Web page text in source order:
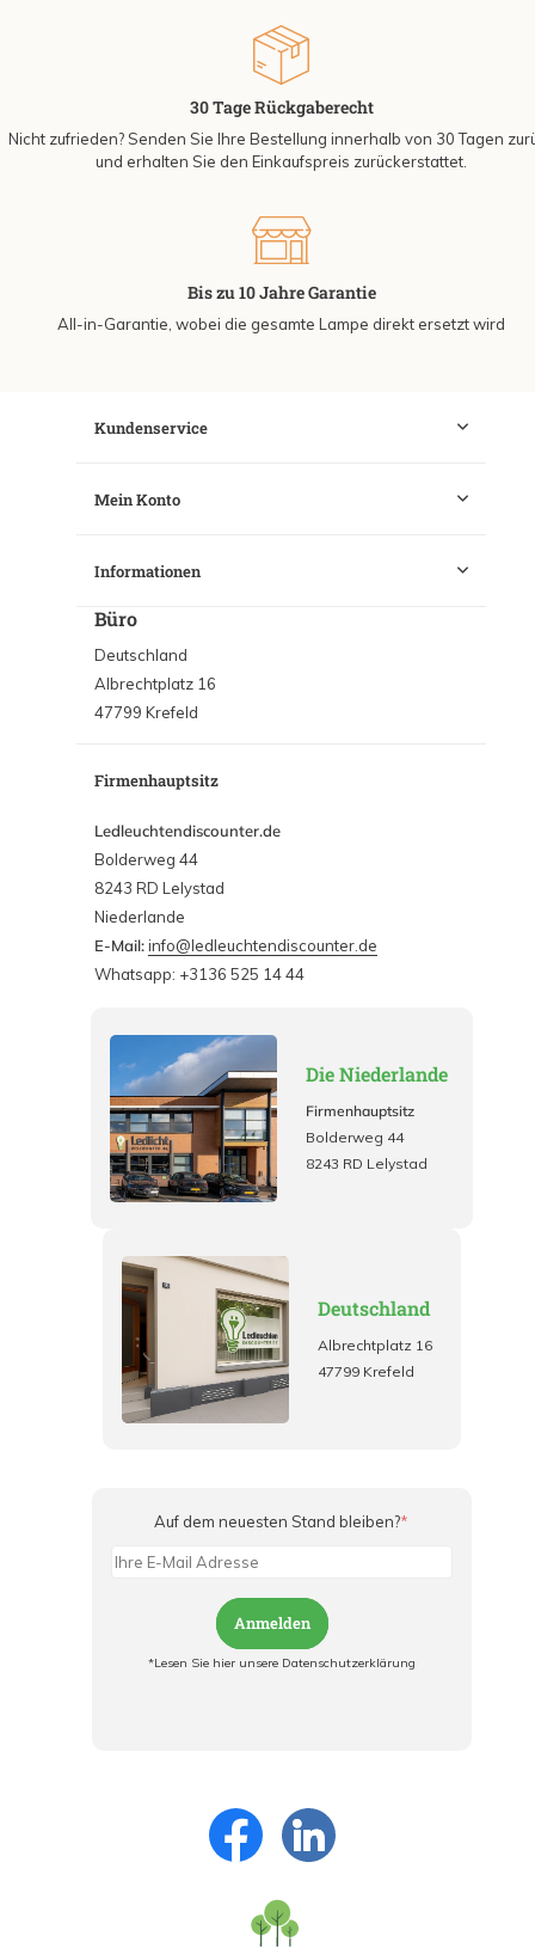
30 Tage Rückgaberecht
Nicht zufrieden? Senden Sie Ihre Bestellung innerhalb von 30 Tagen
und erhalten Sie den Einkaufspreis zurückerstattet.
Bis zu 10 Jahre Garantie
All-in-Garantie, wobei die gesamte Lampe direkt ersetzt wird
Kundenservice
Mein Konto
Informationen
Büro
Deutschland
Albrechtplatz 16
47799 Krefeld
Firmenhauptsitz
Ledleuchtendiscounter.de
Bolderweg 44
8243 RD Lelystad
Niederlande
E-Mail:info@ledleuchtendiscounter.de
Whatsapp: +3136 525 14 44
Die Niederlande
Firmenhauptsitz
Bolderweg 44
8243 RD Lelystad
Deutschland
Albrechtplatz 16
47799 Krefeld
Auf dem neuesten Stand bleiben?*
Anmelden
*Lesen Sie hier unsere Datenschutzerklärung